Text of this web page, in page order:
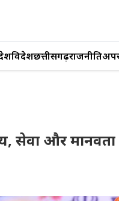
विदेशछत्तीसगढ़राजनीति
सेवा और